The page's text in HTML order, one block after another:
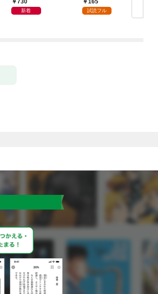
新着 試読フル